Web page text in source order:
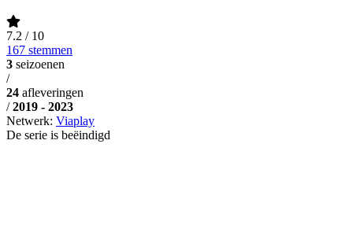
7.2 / 10
167 stemmen
3 seizoenen
/
24 afleveringen
/ 2019 - 2023
Netwerk: Viaplay
De serie is beëindigd